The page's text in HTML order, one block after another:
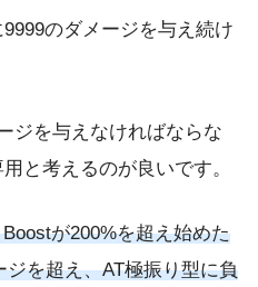
のダメージを与え続け
ジを与えなければならな
と考えるのが良いです。
が200%を超え始めた
を超え、AT極振り型に負